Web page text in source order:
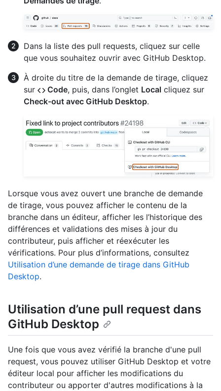
Dans la liste des pull requests, cliquez sur celle
que vous souhaitez ouvrir avec GitHub Desktop.
À droite du titre de la demande de tirage, cliquez
sur
Code, puis, dans l’onglet Local cliquez sur
Check-out avec GitHub Desktop.
Lorsque vous avez ouvert une branche de demande
de tirage, vous pouvez afficher le contenu de la
branche dans un éditeur, afficher les l’historique des
différences et validations des mises à jour du
contributeur, puis afficher et réexécuter les
vérifications. Pour plus d’informations, consultez
Utilisation d’une demande de tirage dans GitHub
Desktop.
Utilisation d’une pull request dans
GitHub Desktop
Une fois que vous avez vérifié la branche d'une pull
request, vous pouvez utiliser GitHub Desktop et votre
éditeur local pour afficher les modifications du
contributeur ou apporter d'autres modifications à la